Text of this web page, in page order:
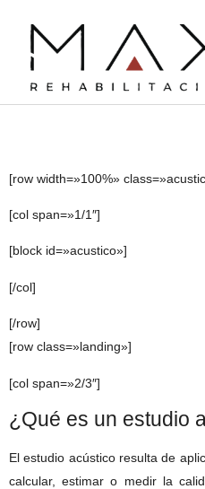
[row width=»100%»
[col span=»1/1″]
[block id=»acustico»]
[/col]
[/row]
[row class=»landing»]
[col span=»2/3″]
¿Qué es un estudio
El estudio acústico resulta de
calcular, estimar o medir la